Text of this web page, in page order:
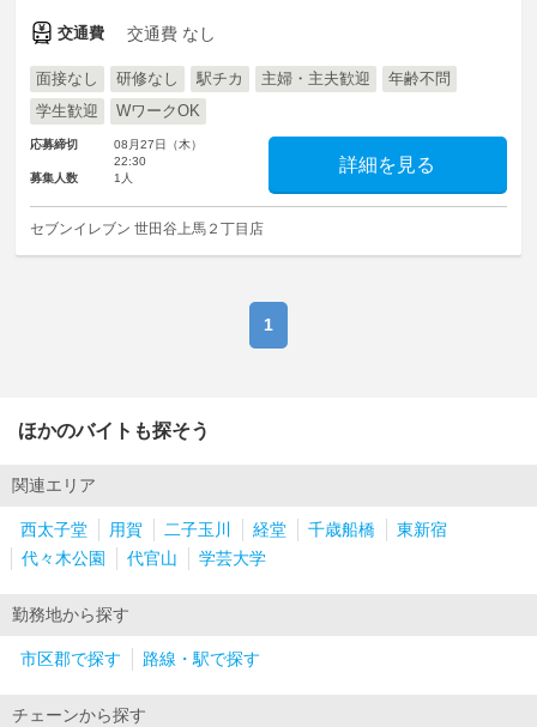
交通費 交通費 なし
面接なし 研修なし 駅チカ 主婦・主夫歓迎
年齢不問
学生歓迎
WワークOK
応募締切
08月27日（木）
22:30
募集人数
1人
詳細を見る
セブンイレブン 世田谷上馬２丁目店
1
ほかのバイトも探そう
関連エリア
西太子堂 用賀 二子玉川 経堂 千歳船橋
東新宿
代々木公園
代官山 学芸大学
勤務地から探す
市区郡で探す 路線・駅で探す
チェーンから探す